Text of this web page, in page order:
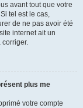
avant tout que votre
tel est le cas,
de ne pas avoir été
internet ait un
corriger.
plus me
votre compte